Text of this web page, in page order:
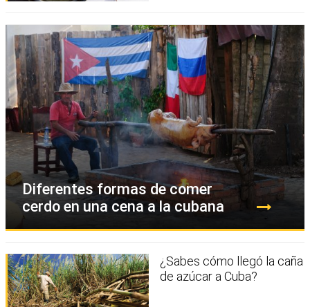
Diferentes formas de comer
cerdo en una cena a la cubana
¿Sabes cómo llegó la caña
de azúcar a Cuba?